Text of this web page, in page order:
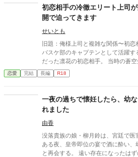
夜な夜な菜乃のもとへ現れるようになり……？
りの執着男子 × 冴えない自分から変
刺激が詰まったオフィスラブコメディ！ ✽全28話完結 ✽辛
激な発言あり。苦手な方はご注意く
す。 ✽2026.4/11 エブリスタ用に使
た。 →表紙はイラストをGrok タイ
います。
初恋相手の冷徹エリート上司
開で迫ってきます
せいとも
旧題：俺様上司と複雑な関係〜初恋相手
バスケ部のキャプテンとして活躍
だった凛花の初恋相手。 当時の蒼
ず、クールで女子を寄せ付けない
先輩に一番近い女子だったが恋に発
る凛花の元に、なんと蒼空先輩が
としてやってきた。 高校の先輩で
複雑な関係だが、蒼空は凛花に『は
た。 知り合いだと知られたくない
上司として蒼空と接する。 蒼空が
年経ったある日、突然ふたりの関係
の先輩で上司の複雑な関係のふたり
恋愛 完結 長編 R18
一夜の過ちで懐妊したら、幼
れました
由香
没落貴族の娘・柳月鈴は、宮廷で医
ある夜、皇帝即位の宴で酒に酔い
と再会する。 遠い存在になったはずの彼。 けれど、その夜をきっ